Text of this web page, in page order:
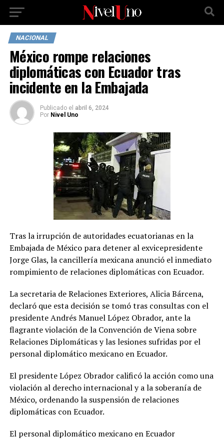
NACIONAL
México rompe relaciones
diplomáticas con Ecuador tras
incidente en la Embajada
Publicado el abril 6, 2024
Por Nivel Uno
Tras la irrupción de autoridades ecuatorianas en la
Embajada de México para detener al exvicepresidente
Jorge Glas, la cancillería mexicana anunció el inmediato
rompimiento de relaciones diplomáticas con Ecuador.
La secretaria de Relaciones Exteriores, Alicia Bárcena,
declaró que esta decisión se tomó tras consultas con el
presidente Andrés Manuel López Obrador, ante la
flagrante violación de la Convención de Viena sobre
Relaciones Diplomáticas y las lesiones sufridas por el
personal diplomático mexicano en Ecuador.
El presidente López Obrador calificó la acción como una
violación al derecho internacional y a la soberanía de
México, ordenando la suspensión de relaciones
diplomáticas con Ecuador.
El personal diplomático mexicano en Ecuador